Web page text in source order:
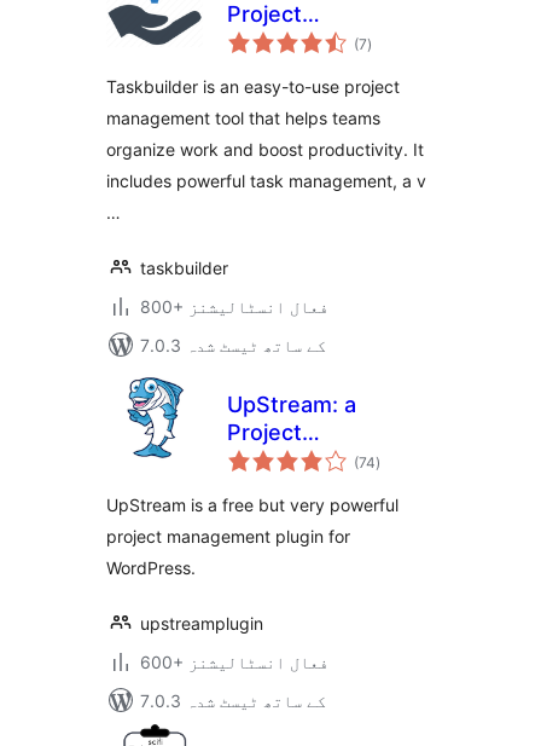
Project
Management &
Tool With Kanban
Board
(7مجموعی
درجہ
)
Taskbuilder is an easy-to-use project
management tool that helps teams
organize work and boost productivity. It
includes powerful task management, a v
…
taskbuilder
800+ فعال انسٹالیشنز
7.0.3 کے ساتھ ٹیسٹ شدہ
UpStream: a
Project
Management Plugin
(74مجموعی
درجہ
)
UpStream is a free but very powerful
project management plugin for
WordPress.
upstreamplugin
600+ فعال انسٹالیشنز
7.0.3 کے ساتھ ٹیسٹ شدہ